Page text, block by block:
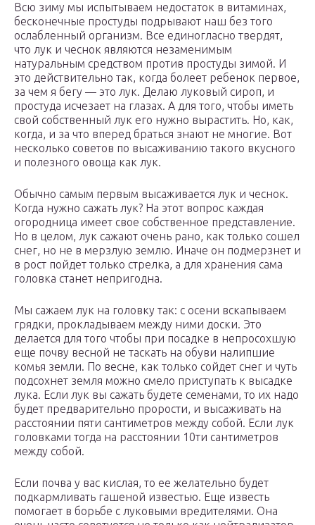
Всю зиму мы испытываем недостаток в витаминах,
бесконечные простуды подрывают наш без того
ослабленный организм. Все единогласно твердят,
что лук и чеснок являются незаменимым
натуральным средством против простуды зимой. И
это действительно так, когда болеет ребенок первое,
за чем я бегу — это лук. Делаю луковый сироп, и
простуда исчезает на глазах. А для того, чтобы иметь
свой собственный лук его нужно вырастить. Но, как,
когда, и за что вперед браться знают не многие. Вот
несколько советов по высаживанию такого вкусного
и полезного овоща как лук.
Обычно самым первым высаживается лук и чеснок.
Когда нужно сажать лук? На этот вопрос каждая
огородница имеет свое собственное представление.
Но в целом, лук сажают очень рано, как только сошел
снег, но не в мерзлую землю. Иначе он подмерзнет и
в рост пойдет только стрелка, а для хранения сама
головка станет непригодна.
Мы сажаем лук на головку так: с осени вскапываем
грядки, прокладываем между ними доски. Это
делается для того чтобы при посадке в непросохшую
еще почву весной не таскать на обуви налипшие
комья земли. По весне, как только сойдет снег и чуть
подсохнет земля можно смело приступать к высадке
лука. Если лук вы сажать будете семенами, то их надо
будет предварительно прорости, и высаживать на
расстоянии пяти сантиметров между собой. Если лук
головками тогда на расстоянии 10ти сантиметров
между собой.
Если почва у вас кислая, то ее желательно будет
подкармливать гашеной известью. Еще известь
помогает в борьбе с луковыми вредителями. Она